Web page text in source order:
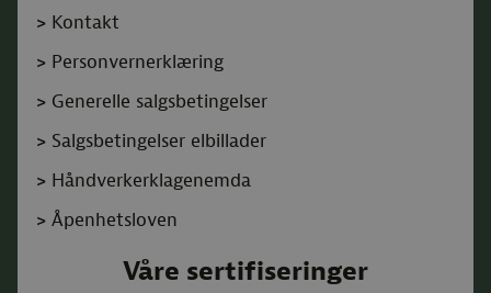
> Kontakt
> Personvernerklæring
> Generelle salgsbetingelser
> Salgsbetingelser elbillader
> Håndverkerklagenemda
> Åpenhetsloven
Våre sertifiseringer